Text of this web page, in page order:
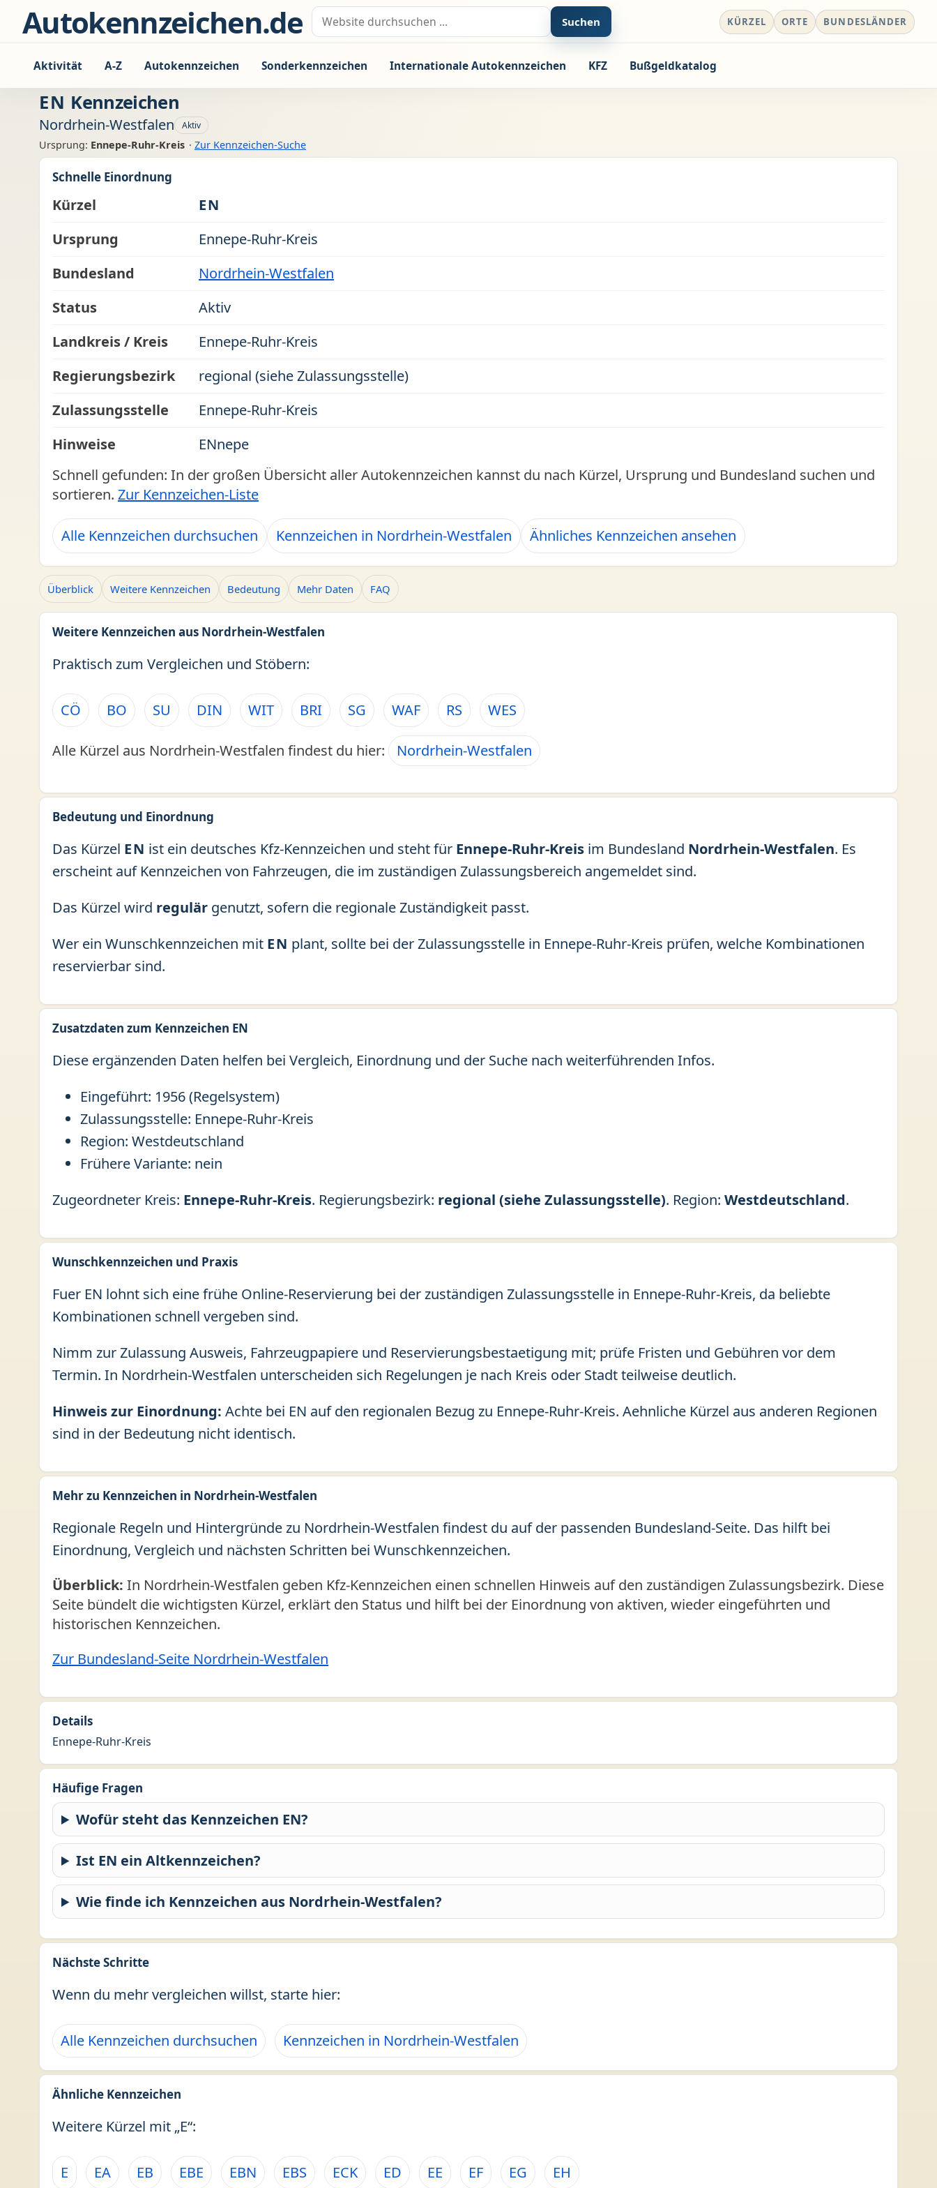
Zum Inhalt springen
Autokennzeichen.de Suche nach: Suchen KÜRZEL ORTE BUNDESLÄNDER
Aktivität A-Z Autokennzeichen Sonderkennzeichen Internationale Autokennzeichen KFZ Bußgeldkatalog
EN Kennzeichen
Nordrhein-Westfalen Aktiv
Ursprung: Ennepe-Ruhr-Kreis · Zur Kennzeichen-Suche
Schnelle Einordnung
Kürzel
EN
Ursprung
Ennepe-Ruhr-Kreis
Bundesland
Nordrhein-Westfalen
Status
Aktiv
Landkreis / Kreis
Ennepe-Ruhr-Kreis
Regierungsbezirk
regional (siehe Zulassungsstelle)
Zulassungsstelle
Ennepe-Ruhr-Kreis
Hinweise
ENnepe
Schnell gefunden: In der großen Übersicht aller Autokennzeichen kannst du nach Kürzel, Ursprung und Bundesland suchen und
sortieren. Zur Kennzeichen-Liste
Alle Kennzeichen durchsuchen Kennzeichen in Nordrhein-Westfalen Ähnliches Kennzeichen ansehen
Überblick Weitere Kennzeichen Bedeutung Mehr Daten FAQ
Weitere Kennzeichen aus Nordrhein-Westfalen
Praktisch zum Vergleichen und Stöbern:
CÖ BO SU DIN WIT BRI SG WAF RS WES
Alle Kürzel aus Nordrhein-Westfalen findest du hier: Nordrhein-Westfalen
Bedeutung und Einordnung
Das Kürzel EN ist ein deutsches Kfz-Kennzeichen und steht für Ennepe-Ruhr-Kreis im Bundesland Nordrhein-Westfalen. Es
erscheint auf Kennzeichen von Fahrzeugen, die im zuständigen Zulassungsbereich angemeldet sind.
Das Kürzel wird regulär genutzt, sofern die regionale Zuständigkeit passt.
Wer ein Wunschkennzeichen mit EN plant, sollte bei der Zulassungsstelle in Ennepe-Ruhr-Kreis prüfen, welche Kombinationen
reservierbar sind.
Zusatzdaten zum Kennzeichen EN
Diese ergänzenden Daten helfen bei Vergleich, Einordnung und der Suche nach weiterführenden Infos.
Eingeführt: 1956 (Regelsystem)
Zulassungsstelle: Ennepe-Ruhr-Kreis
Region: Westdeutschland
Frühere Variante: nein
Zugeordneter Kreis: Ennepe-Ruhr-Kreis. Regierungsbezirk: regional (siehe Zulassungsstelle). Region: Westdeutschland.
Wunschkennzeichen und Praxis
Fuer EN lohnt sich eine frühe Online-Reservierung bei der zuständigen Zulassungsstelle in Ennepe-Ruhr-Kreis, da beliebte
Kombinationen schnell vergeben sind.
Nimm zur Zulassung Ausweis, Fahrzeugpapiere und Reservierungsbestaetigung mit; prüfe Fristen und Gebühren vor dem
Termin. In Nordrhein-Westfalen unterscheiden sich Regelungen je nach Kreis oder Stadt teilweise deutlich.
Hinweis zur Einordnung: Achte bei EN auf den regionalen Bezug zu Ennepe-Ruhr-Kreis. Aehnliche Kürzel aus anderen Regionen
sind in der Bedeutung nicht identisch.
Mehr zu Kennzeichen in Nordrhein-Westfalen
Regionale Regeln und Hintergründe zu Nordrhein-Westfalen findest du auf der passenden Bundesland-Seite. Das hilft bei
Einordnung, Vergleich und nächsten Schritten bei Wunschkennzeichen.
Überblick: In Nordrhein-Westfalen geben Kfz-Kennzeichen einen schnellen Hinweis auf den zuständigen Zulassungsbezirk. Diese
Seite bündelt die wichtigsten Kürzel, erklärt den Status und hilft bei der Einordnung von aktiven, wieder eingeführten und
historischen Kennzeichen.
Zur Bundesland-Seite Nordrhein-Westfalen
Details
Ennepe-Ruhr-Kreis
Häufige Fragen
Wofür steht das Kennzeichen EN?
Ist EN ein Altkennzeichen?
Wie finde ich Kennzeichen aus Nordrhein-Westfalen?
Nächste Schritte
Wenn du mehr vergleichen willst, starte hier:
Alle Kennzeichen durchsuchen Kennzeichen in Nordrhein-Westfalen
Ähnliche Kennzeichen
Weitere Kürzel mit „E“:
E EA EB EBE EBN EBS ECK ED EE EF EG EH